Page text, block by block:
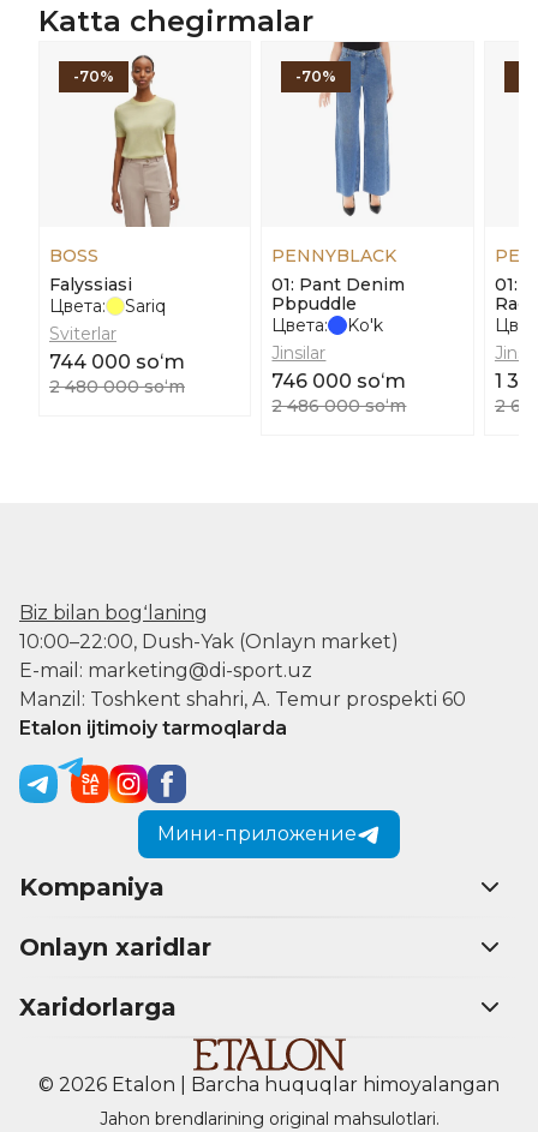
Katta chegirmalar
-70%
BOSS
Falyssiasi
Цвета:
Sariq
Sviterlar
744 000 soʻm
2 480 000 soʻm
-70%
PENNYBLACK
01: Pant Denim
Pbpuddle
Цвета:
Ko'k
Jinsilar
746 000 soʻm
2 486 000 soʻm
01:
1
2
Biz bilan bogʻlaning
10:00–22:00, Dush-Yak (Onlayn market)
E-mail: marketing@di-sport.uz
Manzil: Toshkent shahri, A. Temur prospekti 60
Etalon ijtimoiy tarmoqlarda
Мини-приложение
Kompaniya
Onlayn xaridlar
Xaridorlarga
© 2026 Etalon | Barcha huquqlar himoyalangan
Jahon brendlarining original mahsulotlari.